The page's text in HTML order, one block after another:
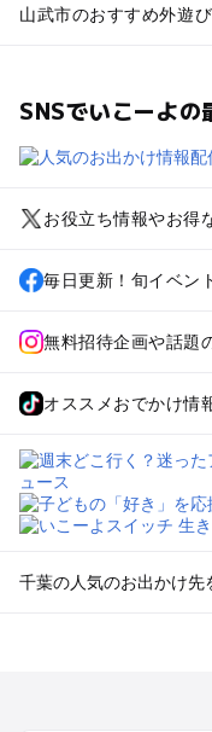
山武市のおすすめ外遊
SNSでいこーよの
お役立ち情報やお得
毎日更新！旬イベン
無料招待企画や話題
オススメおでかけ情
千葉の人気のお出かけ先